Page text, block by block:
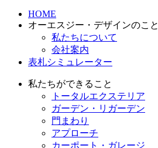
HOME
オーエスジー・デザインのこと
私たちについて
会社案内
表札シミュレーター
私たちができること
トータルエクステリア
ガーデン・リガーデン
門まわり
アプローチ
カーポート・ガレージ